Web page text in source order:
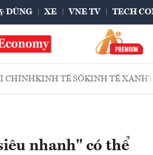
DÙNG XE VNE TV TECH
CHÍNHKINH TẾ SỐKINH TẾ XANH
nhanh" có thể